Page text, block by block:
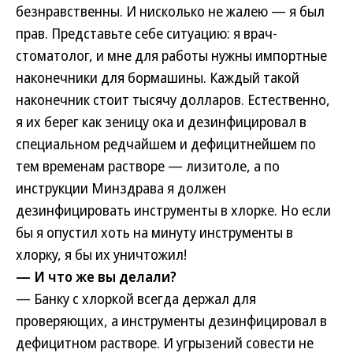
безнравственны. И нисколько не жалею — я был
прав. Представьте себе ситуацию: я врач-
стоматолог, и мне для работы нужны импортные
наконечники для бормашины. Каждый такой
наконечник стоит тысячу долларов. Естественно,
я их берег как зеницу ока и дезинфицировал в
специальном редчайшем и дефицитнейшем по
тем временам растворе — лизитоле, а по
инструкции Минздрава я должен
дезинфицировать инструменты в хлорке. Но если
бы я опустил хоть на минуту инструменты в
хлорку, я бы их уничтожил!
— И что же вы делали?
— Банку с хлоркой всегда держал для
проверяющих, а инструменты дезинфицировал в
дефицитном растворе. И угрызений совести не